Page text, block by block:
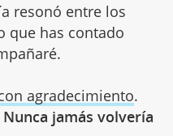
resonó entre los
que has contado
agradecimiento.
Nunca jamás volvería